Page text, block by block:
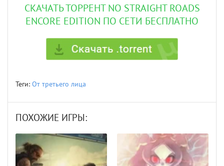
СКАЧАТЬ ТОРРЕНТ NO STRAIGHT ROADS
ENCORE EDITION ПО СЕТИ БЕСПЛАТНО
Теги: От третьего лица
ПОХОЖИЕ ИГРЫ: